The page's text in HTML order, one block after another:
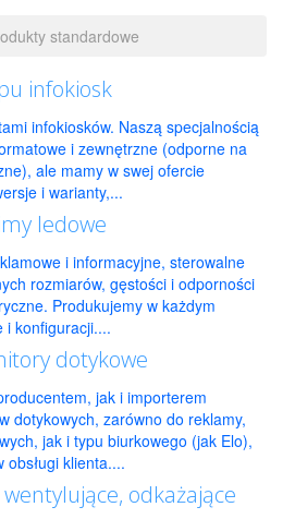
standardowe
infokiosk
infokiosków. Naszą specjalnością
i zewnętrzne (odporne na
ale mamy w swej ofercie
i warianty,...
ledowe
i informacyjne, sterowalne
rozmiarów, gęstości i odporności
Produkujemy w każdym
i konfiguracji....
dotykowe
jak i importerem
dotykowych, zarówno do reklamy,
jak i typu biurkowego (jak Elo),
obsługi klienta....
wentylujące, odkażające